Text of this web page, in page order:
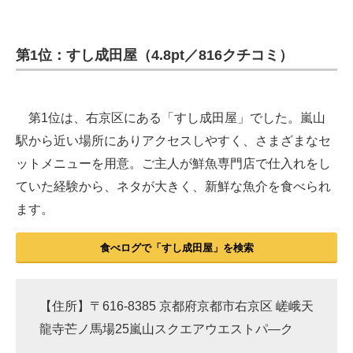
第1位：すし成田屋（4.8pt／816クチコミ）
第1位は、右京区にある「すし成田屋」でした。嵐山
駅から近い場所にありアクセスしやすく、さまざまなセ
ットメニューを用意。ご主人が鮮魚専門店で仕入れをし
ていた経験から、ネタが大きく、新鮮な魚介を食べられ
ます。
食べログで「すし成田屋」を検索
【住所】〒616-8385 京都府京都市右京区 嵯峨天
龍寺芒ノ馬場25嵐山スクエアウエストパ―ク